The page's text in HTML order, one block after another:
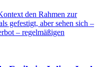
den Rahmen zur
gefestigt, aber sehen sich –
– regelmäßigen